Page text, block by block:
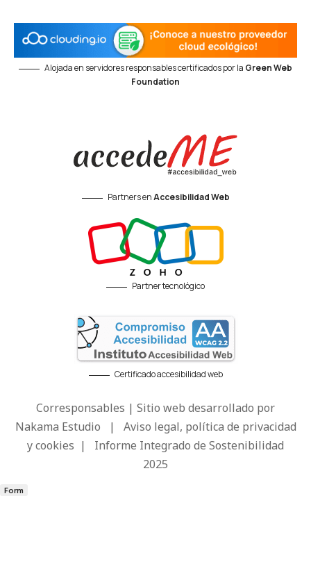
Alojada en servidores responsables certificados por la Green Web
Foundation
Partners enAccesibilidad Web
Partner tecnológico
Certificado accesibilidad web
Corresponsables | Sitio web desarrollado por
Nakama Estudio | Aviso legal, política de privacidad
y cookies | Informe Integrado de Sostenibilidad
2025
Form